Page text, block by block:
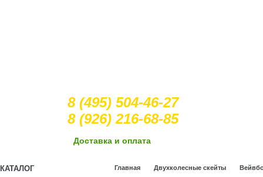
8 (495) 504-46-27
8 (926) 216-68-85
Доcтавка и оплата
КАТАЛОГ Главная Двухколесные скейты